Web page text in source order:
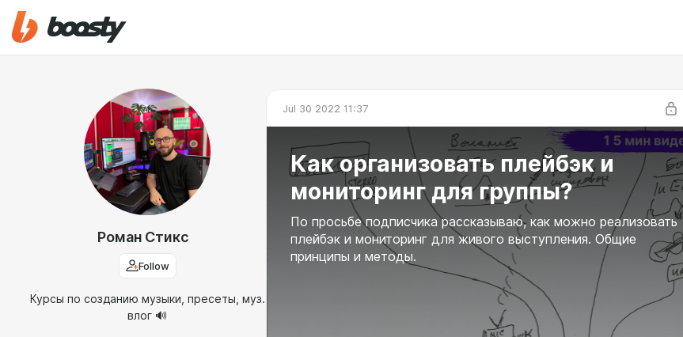
Роман Стикс
Follow
Курсы по созданию музыки, пресеты, муз.
влог 🔊
Jul 30 2022 11:37
Как организовать плейбэк и
мониторинг для группы?
По просьбе подписчика рассказываю, как можно реализовать
плейбэк и мониторинг для живого выступления. Общие
принципы и методы.